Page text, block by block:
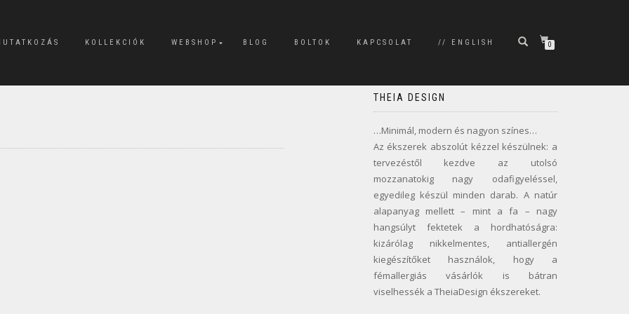
KOLLEKCIÓK WEBSHOP BLOG BOLTOK KAPCSOLAT // ENGLISH 0
THEIA DESIGN
…Minimál, modern és nagyon színes…
Az ékszerek abszolút kézzel készülnek: a
tervezéstől kezdve az utolsó
mozzanatokig nagy odafigyeléssel,
egyedileg készül minden darab. A natúr
alapanyag mellett – mint a fa – nagy
hangsúlyt fektetek a hordhatóságra:
kizárólag nikkelmentes, antiallergén
kiegészítőket használok, hogy a
fémallergiás vásárlók is bátran
viselhessék a TheiaDesign ékszereket.